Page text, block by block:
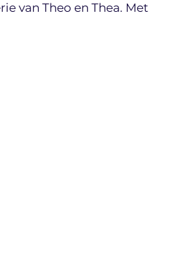
van Theo en Thea. Met